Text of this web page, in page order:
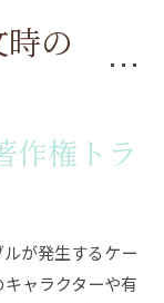
の
作権トラ
が発生するケー
ャラクターや有